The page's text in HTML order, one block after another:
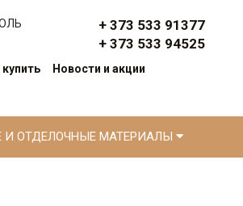
+ 373 533 91377
+ 373 533 94525
купить
Новости и акции
И ОТДЕЛОЧНЫЕ МАТЕРИАЛЫ